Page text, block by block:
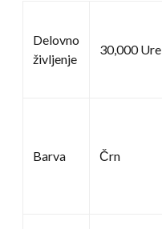
Delovno
življenje
30,000 Ure
Barva Črn